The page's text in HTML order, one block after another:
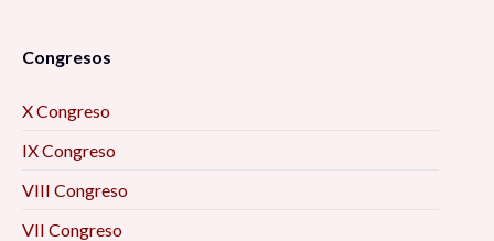
Congresos
X Congreso
IX Congreso
VIII Congreso
VII Congreso